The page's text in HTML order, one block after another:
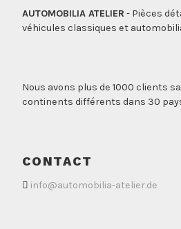
AUTOMOBILIA ATELIER - Pièces
véhicules classiques et
Nous avons plus de 1000 clients
continents différents dans 30
CONTACT
info@automobilia-atelier.de